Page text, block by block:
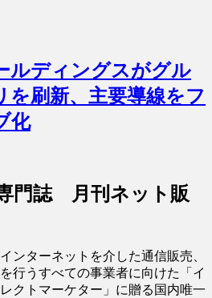
ルディングスがグル
を刷新、主要導線をフ
化
門誌 月刊ネット販
ンターネットを介した通信販売、
行うすべての事業者に向けた「イ
クトマーケター」に贈る国内唯一